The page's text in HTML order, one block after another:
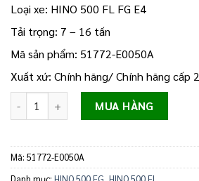
Loại xe: HINO 500 FL FG E4
Tải trọng: 7 – 16 tấn
Mã sản phẩm: 51772-E0050A
Xuất xứ: Chính hãng/ Chính hãng cấp 2
Số lượng MUA HÀNG
Mã: 51772-E0050A
Danh mục: HINO 500 FG, HINO 500 FL